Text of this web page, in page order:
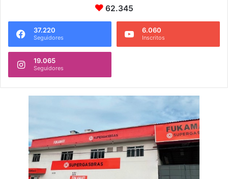
r
62.345
37.220
Seguidores
6.060
Inscritos
19.065
Seguidores